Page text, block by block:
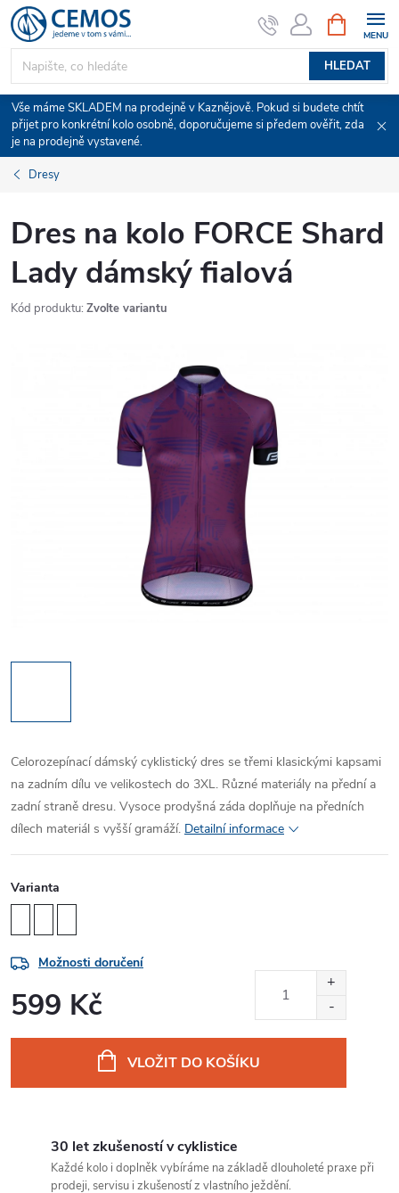
Přejít
na
obsah
HLEDAT
NÁKUPNÍ
KOŠÍK
Vše máme SKLADEM na prodejně v Kaznějově. Pokud si budete chtít
přijet pro konkrétní kolo osobně, doporučujeme si předem ověřit, zda
je na prodejně vystavené.
Dresy
Dres na kolo FORCE Shard
Lady dámský fialová
Kód produktu: Zvolte variantu
Celorozepínací dámský cyklistický dres se třemi klasickými kapsami
na zadním dílu ve velikostech do 3XL. Různé materiály na přední a
zadní straně dresu. Vysoce prodyšná záda doplňuje na předních
dílech materiál s vyšší gramáží. Detailní informace
Varianta
Možnosti doručení
599 Kč
VLOŽIT DO KOŠÍKU
30 let zkušeností v cyklistice
Každé kolo i doplněk vybíráme na základě dlouholeté praxe při
prodeji, servisu i zkušeností z vlastního ježdění.